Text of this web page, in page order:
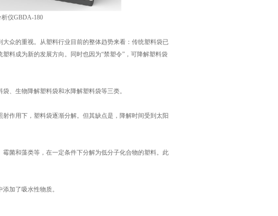
仪GBDA-180
的重视。从塑料行业目前的整体趋势来看：传统塑料袋已
料成为新的发展方向。同时也因为“禁塑令”，可降解塑料袋
生物降解塑料袋和水降解塑料袋等三类。
用下，塑料袋逐渐分解。但其缺点是，降解时间受到太阳
和藻类等，在一定条件下分解为低分子化合物的塑料。此
加了吸水性物质。